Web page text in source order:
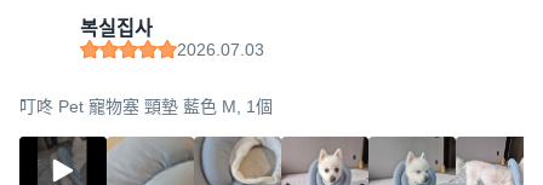
복실집사
2026.07.03
叮咚 Pet 寵物塞 頸墊 藍色 M, 1個